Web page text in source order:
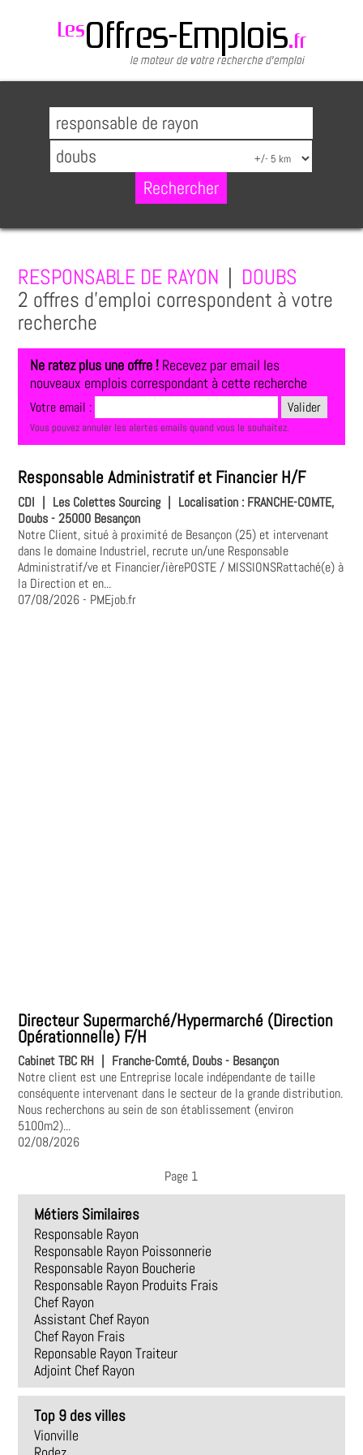
RESPONSABLE DE RAYON
DOUBS
2 offres d'emploi correspondent à votre
recherche
Ne ratez plus une offre ! Recevez par email les
nouveaux emplois correspondant à cette recherche
Votre email :
Vous pouvez annuler les alertes emails quand vous le souhaitez.
Responsable Administratif et Financier H/F
CDI | Les Colettes Sourcing | Localisation : FRANCHE-COMTE,
Doubs - 25000 Besançon
Notre Client, situé à proximité de Besançon (25) et intervenant
dans le domaine Industriel, recrute un/une Responsable
Administratif/ve et Financier/ièrePOSTE / MISSIONSRattaché(e) à
la Direction et en...
07/08/2026- PMEjob.fr
Directeur Supermarché/Hypermarché (Direction
Opérationnelle) F/H
Cabinet TBC RH
Franche-Comté, Doubs - Besançon
Notre client est une Entreprise locale indépendante de taille
conséquente intervenant dans le secteur de la grande distribution.
Nous recherchons au sein de son établissement (environ
5100m2)...
02/08/2026
Page 1
Métiers Similaires
Responsable Rayon
Responsable Rayon Poissonnerie
Responsable Rayon Boucherie
Responsable Rayon Produits Frais
Chef Rayon
Assistant Chef Rayon
Chef Rayon Frais
Reponsable Rayon Traiteur
Adjoint Chef Rayon
Top 9 des villes
Vionville